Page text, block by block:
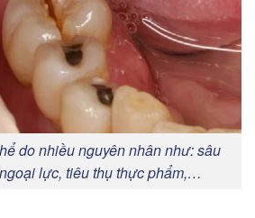
do nhiều nguyên nhân như: sâu
lực, tiêu thụ thực phẩm,…